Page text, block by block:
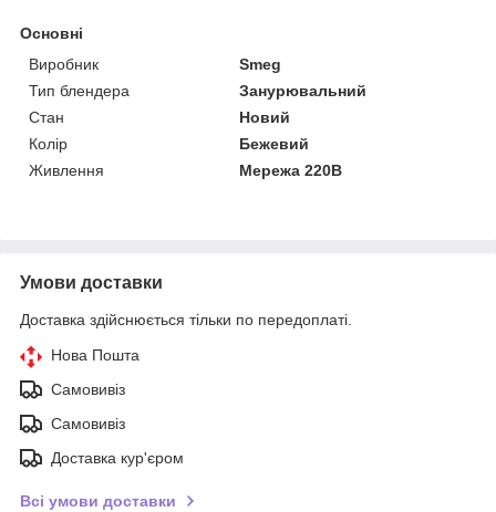
Основні
Виробник
Smeg
Тип блендера
Занурювальний
Стан
Новий
Колір
Бежевий
Живлення
Мережа 220В
Умови доставки
Доставка здійснюється тільки по передоплаті.
Нова Пошта
Самовивіз
Самовивіз
Доставка кур'єром
Всі умови доставки